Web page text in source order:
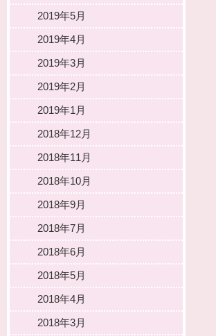
2019年5月
2019年4月
2019年3月
2019年2月
2019年1月
2018年12月
2018年11月
2018年10月
2018年9月
2018年7月
2018年6月
2018年5月
2018年4月
2018年3月